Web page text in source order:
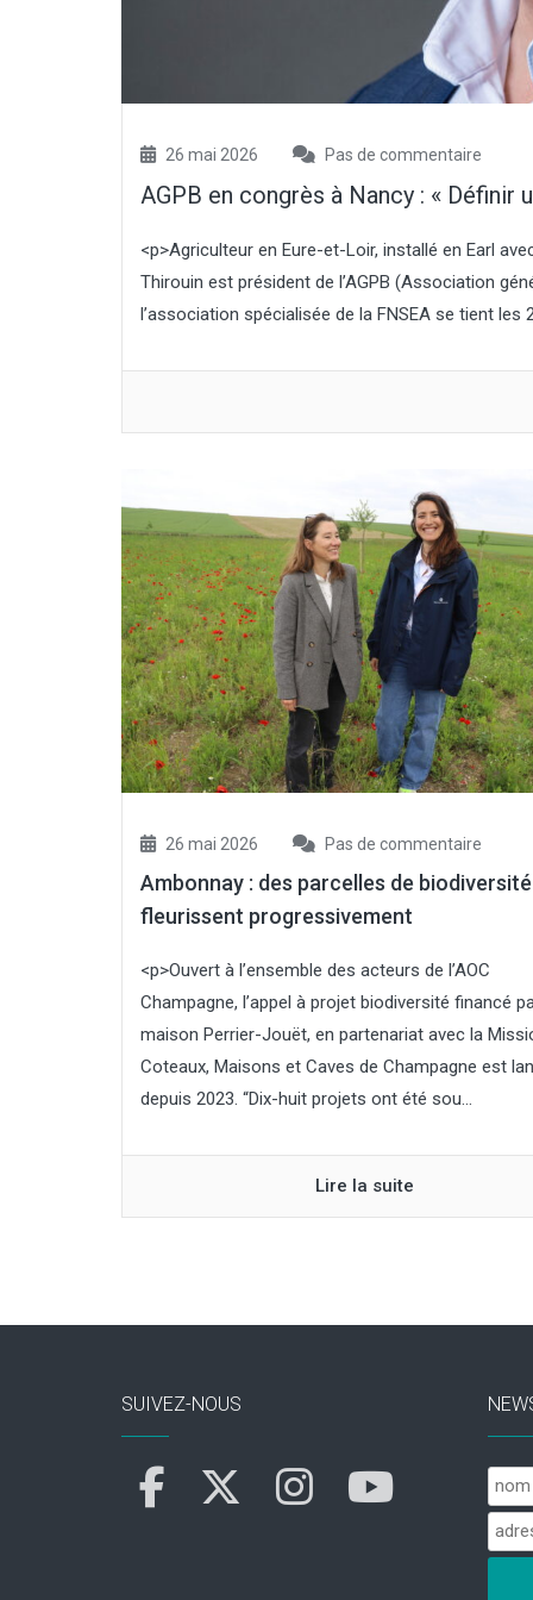
26 mai 2026 Pas de commentaire
AGPB en congrès à Nancy : « Définir
<p>Agriculteur en Eure-et-Loir, installé en Earl
Thirouin est président de l’AGPB (Association
l’association spécialisée de la FNSEA se tient
26 mai 2026 Pas de commentaire
Ambonnay : des parcelles de biodiversité
fleurissent progressivement
<p>Ouvert à l’ensemble des acteurs de l’AOC
Champagne, l’appel à projet biodiversité financé
maison Perrier-Jouët, en partenariat avec la
Coteaux, Maisons et Caves de Champagne est
depuis 2023. “Dix-huit projets ont été sou...
Lire la suite
exploitations », « prises en charge de
cotisations sociales » ou encore
« dispositifs de simplification et de
dérogation ». Le plan CASI
comprendra aussi « des mesures
production des exploitations les plus
« réuni l’ensemble des...
SUIVEZ-NOUS